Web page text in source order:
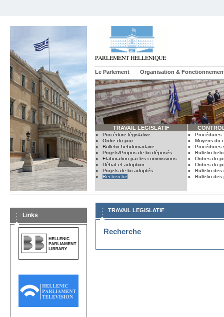
Le Parlement Organisation &
TRAVAIL LEGISLATIF
Procédure législative
Ordre du jour
Bulletin hebdomadaire
Projets/Propos de loi déposés
Elaboration par les commissions
Débat et adoption
Projets de loi adoptés
Recherche
Procédures
Moyens du
Procédures
Bulletin
Ordres du
Ordres du
Bulletin des
Bulletin des
Links
TRAVAIL LEGISLATIF
Recherche